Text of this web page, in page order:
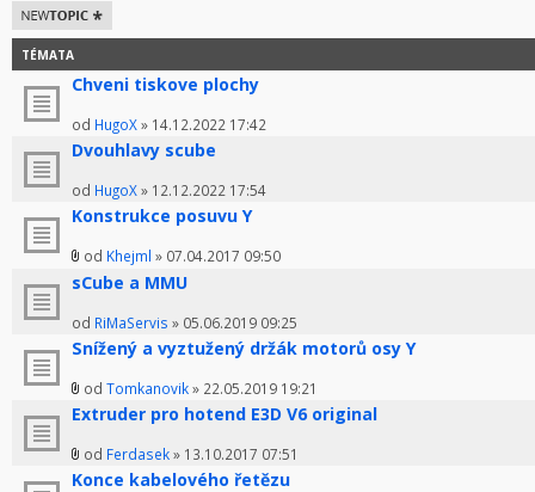
Odeslat nové
téma
TÉMATA
Chveni tiskove plochy
od HugoX» 14.12.2022 17:42
Dvouhlavy scube
od HugoX» 12.12.2022 17:54
Konstrukce posuvu Y
od Khejml » 07.04.2017 09:50
sCube a MMU
od RiMaServis » 05.06.2019 09:25
Snížený a vyztužený držák motorů osy Y
od Tomkanovik» 22.05.2019 19:21
Extruder pro hotend E3D V6 original
od Ferdasek» 13.10.2017 07:51
Konce kabelového řetězu